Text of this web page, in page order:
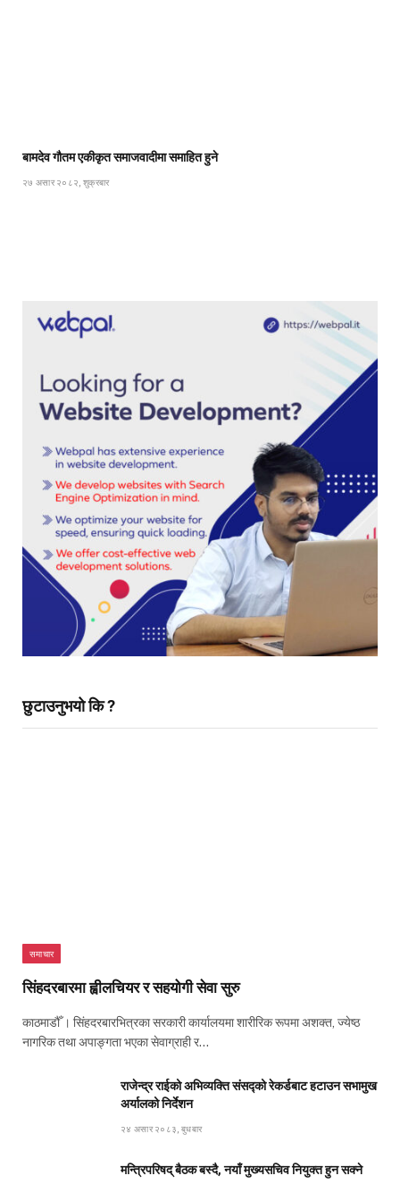
बामदेव गौतम एकीकृत समाजवादीमा समाहित हुने
२७ असार २०८२, शुक्रबार
छुटाउनुभयो कि ?
समाचार
सिंहदरबारमा ह्वीलचियर र सहयोगी सेवा सुरु
काठमाडौँ । सिंहदरबारभित्रका सरकारी कार्यालयमा शारीरिक रूपमा अशक्त, ज्येष्ठ
नागरिक तथा अपाङ्गता भएका सेवाग्राही र…
राजेन्द्र राईको अभिव्यक्ति संसद्को रेकर्डबाट हटाउन सभामुख
अर्यालको निर्देशन
२४ असार २०८३, बुधबार
मन्त्रिपरिषद् बैठक बस्दै, नयाँ मुख्यसचिव नियुक्त हुन सक्ने